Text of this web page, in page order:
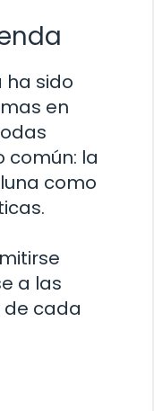
ha sido
en
común: la
como
a las
cada